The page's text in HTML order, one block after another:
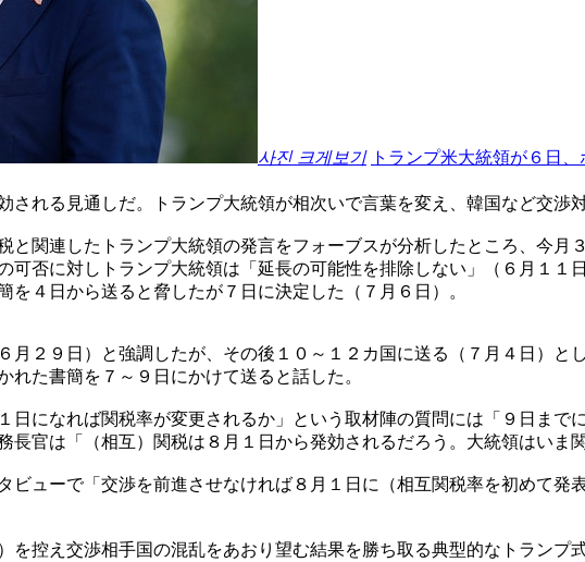
사진 크게보기 トランプ米大統領が６日
される見通しだ。トランプ大統領が相次いで言葉を変え、韓国など交渉
と関連したトランプ大統領の発言をフォーブスが分析したところ、今
可否に対しトランプ大統領は「延長の可能性を排除しない」（６月１
４日から送ると脅したが７日に決定した（７月６日）。
月２９日）と強調したが、その後１０～１２カ国に送る（７月４日）
た書簡を７～９日にかけて送ると話した。
日になれば関税率が変更されるか」という取材陣の質問には「９日ま
長官は「（相互）関税は８月１日から発効されるだろう。大統領はいま
ビューで「交渉を前進させなければ８月１日に（相互関税率を初めて発
を控え交渉相手国の混乱をあおり望む結果を勝ち取る典型的なトラン